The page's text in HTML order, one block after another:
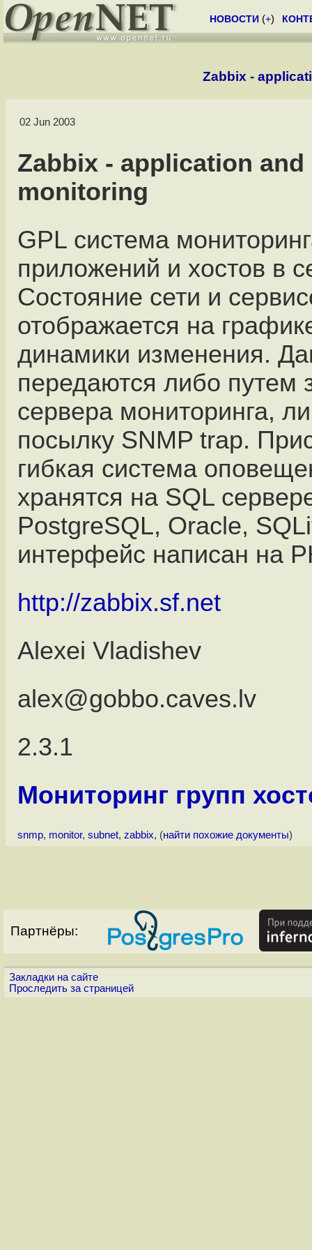
НОВОСТИ (+)
Zabbix -
02 Jun 2003
Zabbix - application
monitoring
GPL система
приложений и хостов в
Состояние сети и
отображается на
динамики изменения.
передаются либо путем
сервера мониторинга,
посылку SNMP trap.
гибкая система
хранятся на SQL
PostgreSQL, Oracle,
интерфейс написан на
http://zabbix.sf.net
Alexei Vladishev
alex@gobbo.caves.lv
2.3.1
Мониторинг групп
snmp, monitor, subnet, zabbix, (найти похожие документы)
Партнёры:
Закладки на сайте
Проследить за страницей